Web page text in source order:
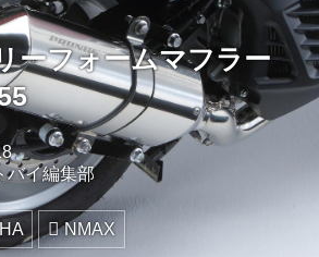
ーフォームマフラー
バイ編集部
NMAX